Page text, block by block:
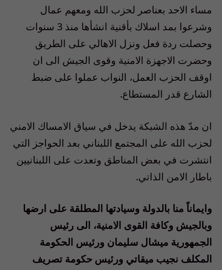
مساء الاحد بعناصر لحزب الله ومعهم عمال
وشرعوا بمد اسلاك بأقنية انشأها منذ 3 سنوات
وحصلت ردة فعل ونزل الاهالي على الطريق
وحضرت الاجهزة الامنية وقوى الجيش الى ان
اوقف الحزب العمل، النواب عملوا على ضبط
الشارع قدر المستطاع.
ان مدّ هذه الشبكة يدخل في سياق الامساك الامني
لحزب الله على المجتمع اللبناني بعد الحواجز التي
انتشرت في بعض المناطق وتعدت على اللبنانيين
باطار الامن الذاتي.
وايماناً منا بالدولة وسيادتها المطلقة على ارضها
وبالجيش وكافة القوى الامنية، الى رئيس
الجمهورية ميشال سليمان ورئيس الحكومة
المكلف نجيب ميقاتي ورئيس حكومة تصريف